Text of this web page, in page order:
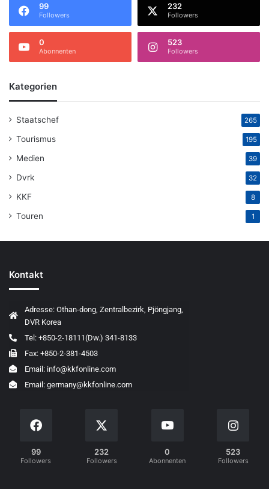
99
Followers
232
Followers
0
Abonnenten
523
Followers
Kategorien
Staatschef 265
Tourismus 195
Medien 39
Dvrk 32
KKF 8
Touren 1
Kontakt
Adresse: Othan-dong, Zentralbezirk, Pjöngjang,
DVR Korea
Tel: +850-2-18111(Dw.) 341-8133
Fax: +850-2-381-4503
Email: info@kkfonline.com
Email: germany@kkfonline.com
99
Followers
232
Followers
0
Abonnenten
523
Followers